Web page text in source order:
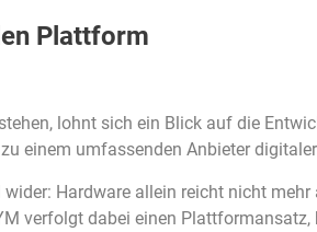
Plattform
lohnt sich ein Blick auf die
einem umfassenden Anbieter
Hardware allein reicht nicht
verfolgt dabei einen